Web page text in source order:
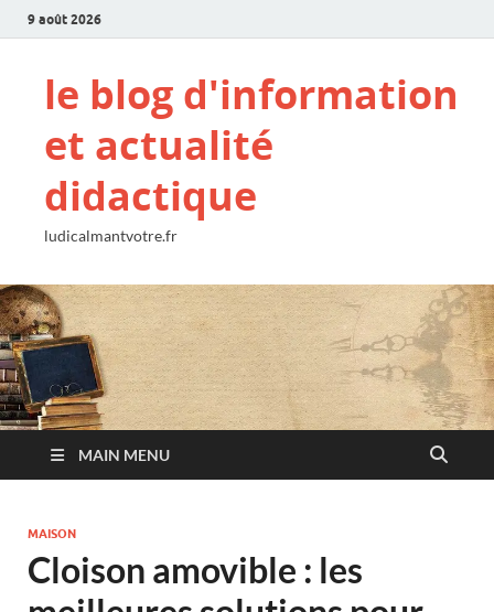
9 août 2026
le blog d'information
et actualité
didactique
ludicalmantvotre.fr
MAIN MENU
MAISON
Cloison amovible : les